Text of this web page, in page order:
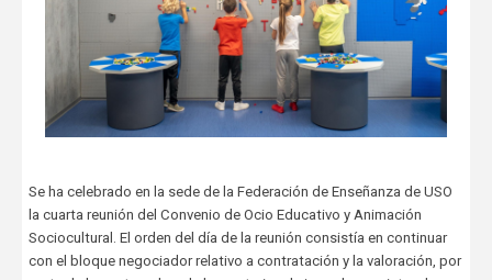
Se ha celebrado en la sede de la Federación de Enseñanza de USO
la cuarta reunión del Convenio de Ocio Educativo y Animación
Sociocultural. El orden del día de la reunión consistía en continuar
con el bloque negociador relativo a contratación y la valoración, por